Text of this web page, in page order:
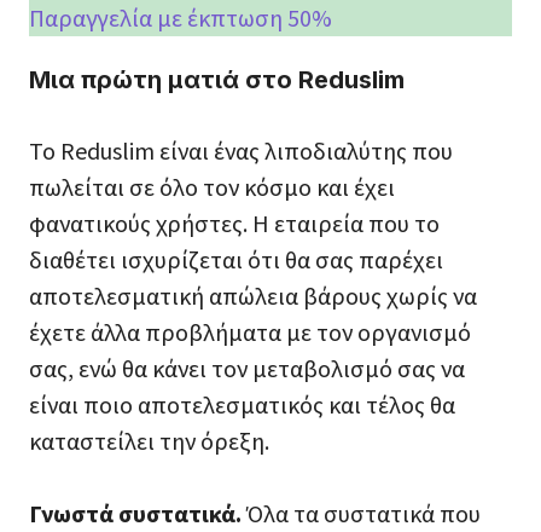
Παραγγελία με έκπτωση 50%
Μια πρώτη ματιά στο Reduslim
Το Reduslim είναι ένας λιποδιαλύτης που
πωλείται σε όλο τον κόσμο και έχει
φανατικούς χρήστες. H εταιρεία που το
διαθέτει ισχυρίζεται ότι θα σας παρέχει
αποτελεσματική απώλεια βάρους χωρίς να
έχετε άλλα προβλήματα με τον οργανισμό
σας, ενώ θα κάνει τον μεταβολισμό σας να
είναι ποιο αποτελεσματικός και τέλος θα
καταστείλει την όρεξη.
Γνωστά συστατικά.Όλα τα συστατικά που